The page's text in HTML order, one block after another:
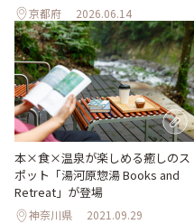
京都府 2026.06.14
本×食×温泉が楽しめる癒しのス
ポット「湯河原惣湯 Books and
Retreat」が登場
神奈川県 2021.09.29